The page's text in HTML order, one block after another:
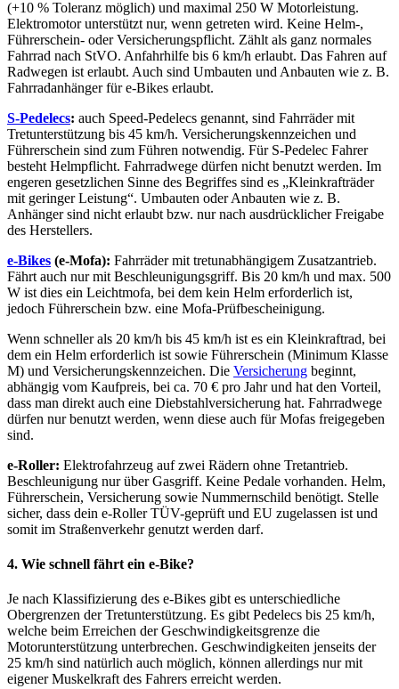
(+10 % Toleranz möglich) und maximal 250 W Motorleistung.
Elektromotor unterstützt nur, wenn getreten wird. Keine Helm-,
Führerschein- oder Versicherungspflicht. Zählt als ganz normales
Fahrrad nach StVO. Anfahrhilfe bis 6 km/h erlaubt. Das Fahren auf
Radwegen ist erlaubt. Auch sind Umbauten und Anbauten wie z. B.
Fahrradanhänger für e-Bikes erlaubt.
S-Pedelecs: auch Speed-Pedelecs genannt, sind Fahrräder mit
Tretunterstützung bis 45 km/h. Versicherungskennzeichen und
Führerschein sind zum Führen notwendig. Für S-Pedelec Fahrer
besteht Helmpflicht. Fahrradwege dürfen nicht benutzt werden. Im
engeren gesetzlichen Sinne des Begriffes sind es „Kleinkrafträder
mit geringer Leistung“. Umbauten oder Anbauten wie z. B.
Anhänger sind nicht erlaubt bzw. nur nach ausdrücklicher Freigabe
des Herstellers.
e-Bikes (e-Mofa): Fahrräder mit tretunabhängigem Zusatzantrieb.
Fährt auch nur mit Beschleunigungsgriff. Bis 20 km/h und max. 500
W ist dies ein Leichtmofa, bei dem kein Helm erforderlich ist,
jedoch Führerschein bzw. eine Mofa-Prüfbescheinigung.
Wenn schneller als 20 km/h bis 45 km/h ist es ein Kleinkraftrad, bei
dem ein Helm erforderlich ist sowie Führerschein (Minimum Klasse
M) und Versicherungskennzeichen. Die Versicherung beginnt,
abhängig vom Kaufpreis, bei ca. 70 € pro Jahr und hat den Vorteil,
dass man direkt auch eine Diebstahlversicherung hat. Fahrradwege
dürfen nur benutzt werden, wenn diese auch für Mofas freigegeben
sind.
e-Roller: Elektrofahrzeug auf zwei Rädern ohne Tretantrieb.
Beschleunigung nur über Gasgriff. Keine Pedale vorhanden. Helm,
Führerschein, Versicherung sowie Nummernschild benötigt. Stelle
sicher, dass dein e-Roller TÜV-geprüft und EU zugelassen ist und
somit im Straßenverkehr genutzt werden darf.
4. Wie schnell fährt ein e-Bike?
Je nach Klassifizierung des e-Bikes gibt es unterschiedliche
Obergrenzen der Tretunterstützung. Es gibt Pedelecs bis 25 km/h,
welche beim Erreichen der Geschwindigkeitsgrenze die
Motorunterstützung unterbrechen. Geschwindigkeiten jenseits der
25 km/h sind natürlich auch möglich, können allerdings nur mit
eigener Muskelkraft des Fahrers erreicht werden.